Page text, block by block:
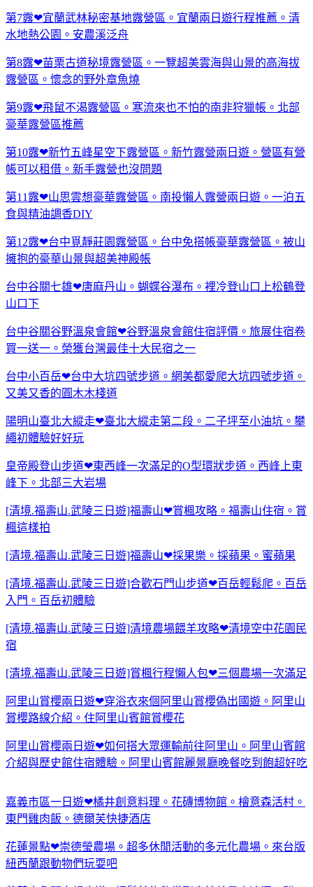
第7露❤宜蘭武林秘密基地露營區。宜蘭兩日遊行程推薦。清
水地熱公園。安農溪泛舟
第8露❤苗栗古道秘境露營區。一覽超美雲海與山景的高海拔
露營區。懷念的野外章魚燒
第9露❤飛鼠不渴露營區。寒流來也不怕的南非狩獵帳。北部
豪華露營區推薦
第10露❤新竹五峰星空下露營區。新竹露營兩日遊。營區有營
帳可以租借。新手露營也沒問題
第11露❤山思雲想豪華露營區。南投懶人露營兩日遊。一泊五
食與精油調香DIY
第12露❤台中覓靜莊園露營區。台中免搭帳豪華露營區。被山
擁抱的豪華山景與超美神殿帳
台中谷關七雄❤唐麻丹山。蝴蝶谷瀑布。裡冷登山口上松鶴登
山口下
台中谷關谷野溫泉會館❤谷野溫泉會館住宿評價。旅展住宿卷
買一送一。榮獲台灣最佳十大民宿之一
台中小百岳❤台中大坑四號步道。網美都愛爬大坑四號步道。
又美又香的圓木木棧道
陽明山臺北大縱走❤臺北大縱走第二段。二子坪至小油坑。攀
繩初體驗好好玩
皇帝殿登山步道❤東西峰一次滿足的O型環狀步道。西峰上東
峰下。北部三大岩場
[清境.福壽山.武陵三日遊]福壽山❤賞楓攻略。福壽山住宿。賞
楓這樣拍
[清境.福壽山.武陵三日遊]福壽山❤採果樂。採蘋果。蜜蘋果
[清境.福壽山.武陵三日遊]合歡石門山步道❤百岳輕鬆爬。百岳
入門。百岳初體驗
[清境.福壽山.武陵三日遊]清境農場餵羊攻略❤清境空中花園民
宿
[清境.福壽山.武陵三日遊]賞楓行程懶人包❤三個農場一次滿足
阿里山賞櫻兩日遊❤穿浴衣來個阿里山賞櫻偽出國遊。阿里山
賞櫻路線介紹。住阿里山賓館賞櫻花
阿里山賞櫻兩日遊❤如何搭大眾運輸前往阿里山。阿里山賓館
介紹與歷史館住宿體驗。阿里山賓館麗景廳晚餐吃到飽超好吃
嘉義市區一日遊❤橘井創意料理。花磚博物館。檜意森活村。
東門雞肉飯。德爾芙快捷酒店
花蓮景點❤崇德瑩農場。超多休閒活動的多元化農場。來台版
紐西蘭跟動物們玩耍吧